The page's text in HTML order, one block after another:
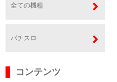
全ての機種
パチスロ
コンテンツ